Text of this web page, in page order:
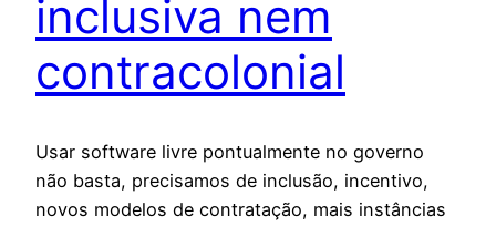
inclusiva nem
contracolonial
Usar software livre pontualmente no governo
não basta, precisamos de inclusão, incentivo,
novos modelos de contratação, mais instâncias